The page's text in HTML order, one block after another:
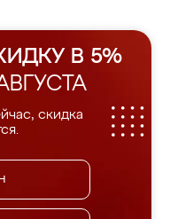
В 5%
скидка